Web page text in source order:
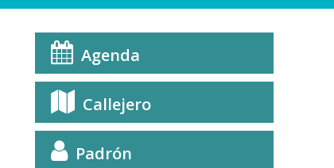
Agenda
Callejero
Padrón